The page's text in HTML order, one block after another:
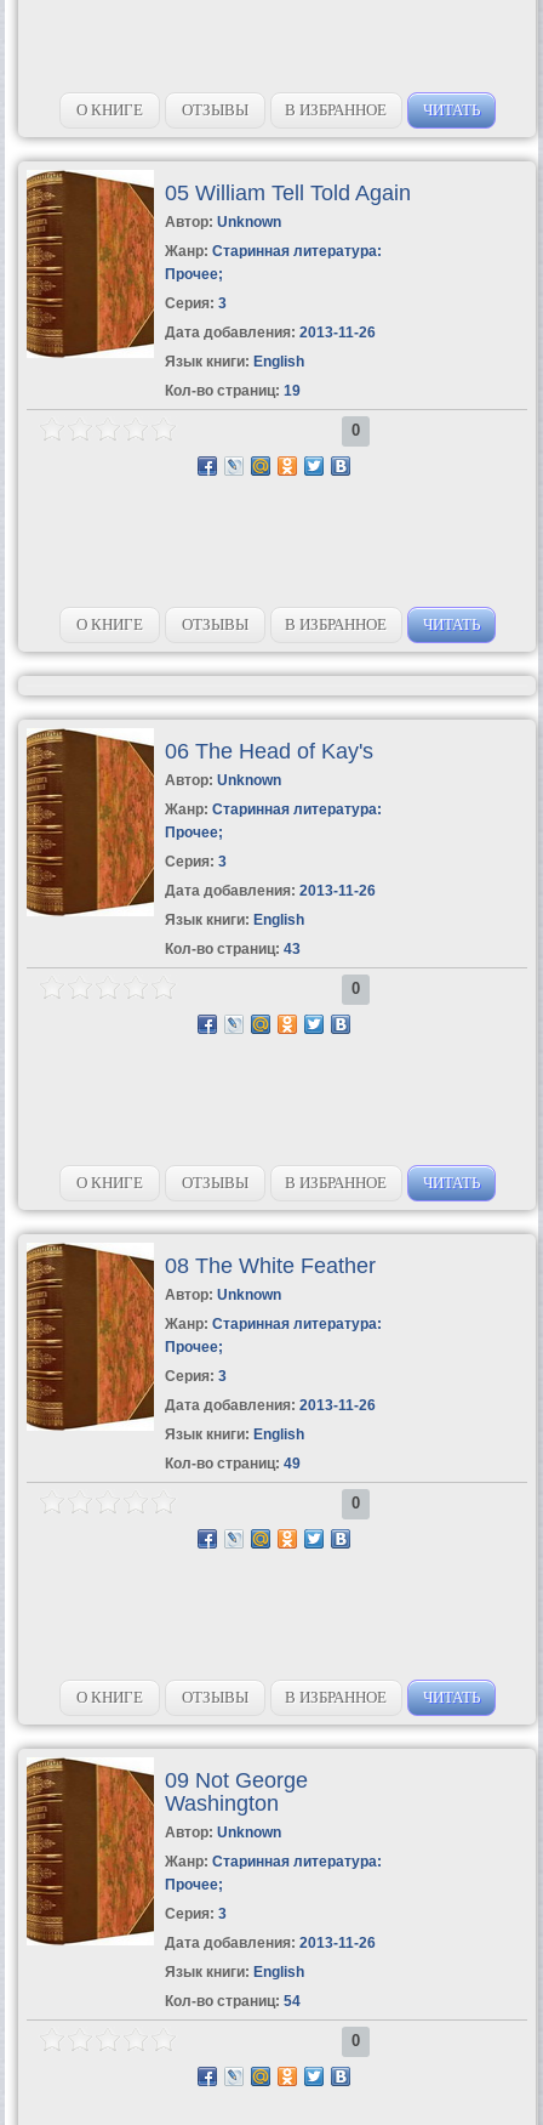
О КНИГЕ ОТЗЫВЫ В ИЗБРАННОЕ ЧИТАТЬ
05 William Tell Told Again
Автор: Unknown
Жанр: Старинная литература:
Прочее;
Серия: 3
Дата добавления: 2013-11-26
Язык книги: English
Кол-во страниц: 19
0
О КНИГЕ ОТЗЫВЫ В ИЗБРАННОЕ ЧИТАТЬ
06 The Head of Kay's
Автор: Unknown
Жанр: Старинная литература:
Прочее;
Серия: 3
Дата добавления: 2013-11-26
Язык книги: English
Кол-во страниц: 43
0
О КНИГЕ ОТЗЫВЫ В ИЗБРАННОЕ ЧИТАТЬ
08 The White Feather
Автор: Unknown
Жанр: Старинная литература:
Прочее;
Серия: 3
Дата добавления: 2013-11-26
Язык книги: English
Кол-во страниц: 49
0
О КНИГЕ ОТЗЫВЫ В ИЗБРАННОЕ ЧИТАТЬ
09 Not George
Washington
Автор: Unknown
Жанр: Старинная литература:
Прочее;
Серия: 3
Дата добавления: 2013-11-26
Язык книги: English
Кол-во страниц: 54
0